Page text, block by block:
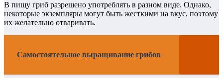
В пищу гриб разрешено употреблять в разном виде. Однако,
некоторые экземпляры могут быть жесткими на вкус, поэтому
их желательно отваривать.
Самостоятельное выращивание грибов